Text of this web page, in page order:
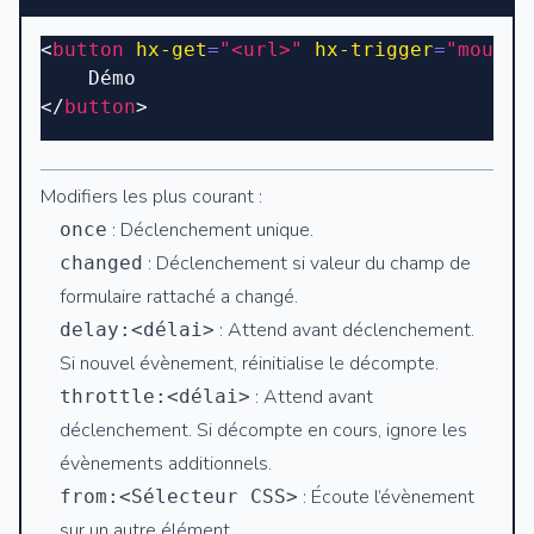
<button hx-get="<url>" hx-trigger=
	Démo
</button>
Modifiers les plus courant :
once : Déclenchement unique.
changed : Déclenchement si valeur du champ de
formulaire rattaché a changé.
delay:<délai> : Attend avant déclenchement.
Si nouvel évènement, réinitialise le décompte.
throttle:<délai> : Attend avant
déclenchement. Si décompte en cours, ignore les
évènements additionnels.
from:<Sélecteur CSS> : Écoute l’évènement